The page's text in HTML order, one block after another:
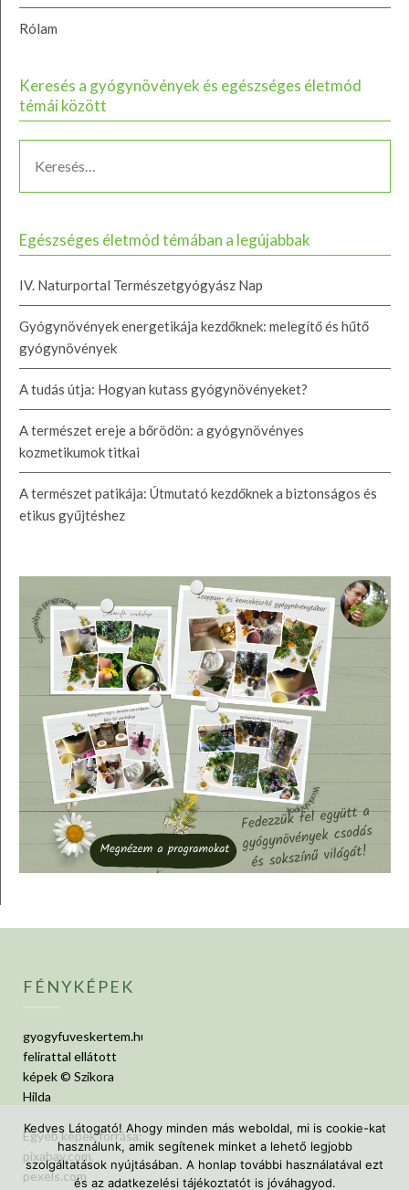
Rólam
Keresés a gyógynövények és egészséges életmód
témái között
Egészséges életmód témában a legújabbak
IV. Naturportal Természetgyógyász Nap
Gyógynövények energetikája kezdőknek: melegítő és hűtő
gyógynövények
A tudás útja: Hogyan kutass gyógynövényeket?
A természet ereje a bőrödön: a gyógynövényes
kozmetikumok titkai
A természet patikája: Útmutató kezdőknek a biztonságos és
etikus gyűjtéshez
FÉNYKÉPEK
gyogyfuveskertem.hu
felirattal ellátott
képek © Szikora
Hilda
Egyéb képek forrása:
pixabay.com,
pexels.com
Kedves Látogató! Ahogy minden más weboldal, mi is cookie-kat
használunk, amik segítenek minket a lehető legjobb
szolgáltatások nyújtásában. A honlap további használatával ezt
és az adatkezelési tájékoztatót is jóváhagyod.